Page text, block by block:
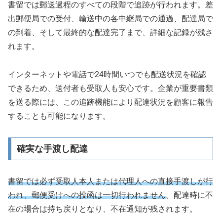
書留では郵送過程のすべての段階で追跡が行われます。差
出郵便局での受付、輸送中の各中継局での通過、配達局で
の到着、そして最終的な配達完了まで、詳細な記録が残さ
れます。
インターネットや電話で24時間いつでも配送状況を確認
できるため、送付者も受取人も安心です。企業が重要書類
を送る際には、この追跡機能により配達状況を顧客に報告
することも可能になります。
確実な手渡し配達
書留では必ず受取人本人または代理人への直接手渡しが行
われ、郵便受けへの投函は一切行われません。配達時に不
在の場合は持ち戻りとなり、不在通知が残されます。